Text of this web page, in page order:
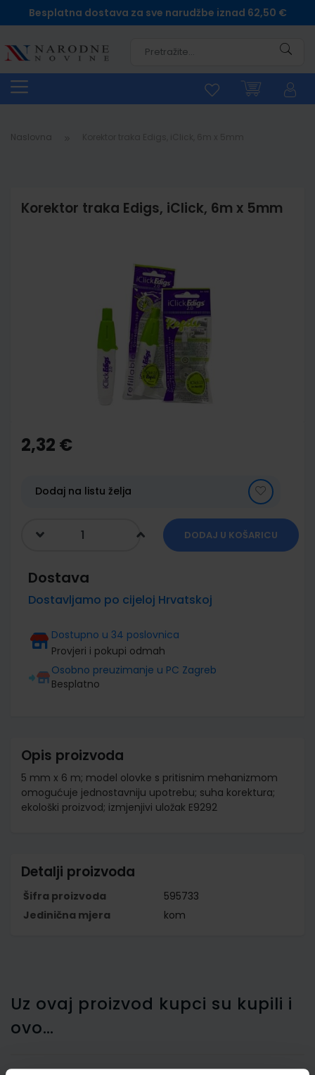
Besplatna dostava za sve narudžbe iznad 62,50 €
Naslovna
Korektor traka Edigs, iClick, 6m x 5mm
the
beginning
gallery
2,32 €
Dodaj na listu želja
DODAJ U KOŠARICU
Dostava
Dostavljamo po cijeloj Hrvatskoj
Dostupno u 34 poslovnica
Provjeri i pokupi odmah
Osobno preuzimanje u PC Zagreb
Besplatno
Opis proizvoda
5 mm x 6 m; model olovke s pritisnim mehanizmom
omogućuje jednostavniju upotrebu; suha korektura;
ekološki proizvod; izmjenjivi uložak E9292
Detalji proizvoda
Šifra proizvoda
595733
Jedinična mjera
kom
Uz ovaj proizvod kupci su kupili i
ovo…